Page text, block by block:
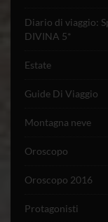
Diario di viaggio:
DIVINA 5*
Estate
Guide Di Viaggio
Montagna neve
Oroscopo
Oroscopo 2016
Protagonisti